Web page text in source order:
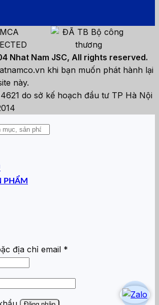
Nhat Nam JSC, All rights reserved.
khi bạn muốn phát hành lại
này.
do sở kế hoạch đầu tư TP Hà Nội
PHẨM
địa chỉ email *